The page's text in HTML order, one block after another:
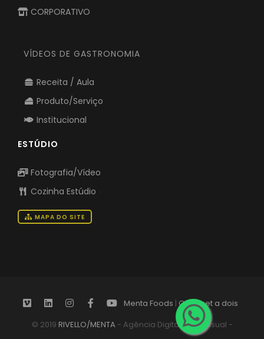
CORPORATIVO
VÍDEOS DE GASTRONOMIA
Receita / Aula
Produto/Serviço
Institucional
ESTÚDIO
Fotografia/Vídeo
Cozinha Estúdio
MAPA DO SITE
Menta Foods | Gourmet a dois
© 2019 RIVELLO/MENTA - Agência Digital Audiovisual -